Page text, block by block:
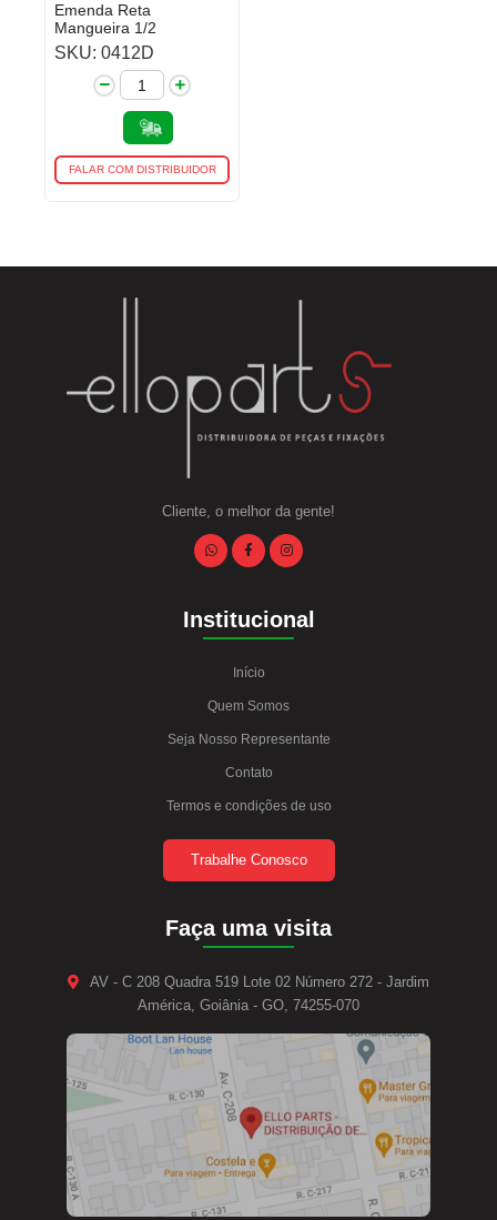
Emenda Reta
Mangueira 1/2
SKU: 0412D
FALAR COM DISTRIBUIDOR
Cliente, o melhor da gente!
Institucional
Início
Quem Somos
Seja Nosso Representante
Contato
Termos e condições de uso
Trabalhe Conosco
Faça uma visita
AV - C 208 Quadra 519 Lote 02 Número 272 - Jardim
América, Goiânia - GO, 74255-070